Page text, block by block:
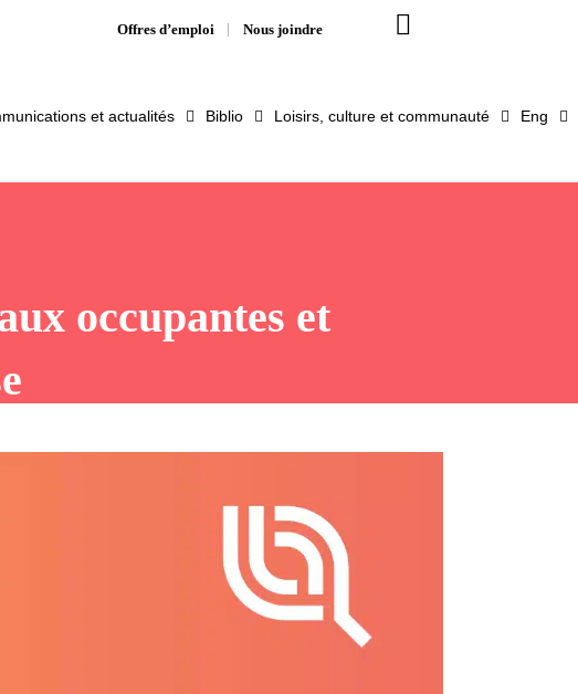
Offres d’emploi Nous joindre
et actualités Biblio Loisirs, culture et communauté Eng
occupantes et